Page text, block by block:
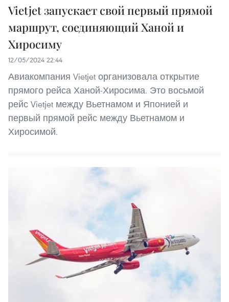
Vietjet запускает свой первый прямой
маршрут, соединяющий Ханой и
Хиросиму
12/05/2024 22:44
Авиакомпания Vietjet организовала открытие
прямого рейса Ханой-Хиросима. Это восьмой
рейс Vietjet между Вьетнамом и Японией и
первый прямой рейс между Вьетнамом и
Хиросимой.